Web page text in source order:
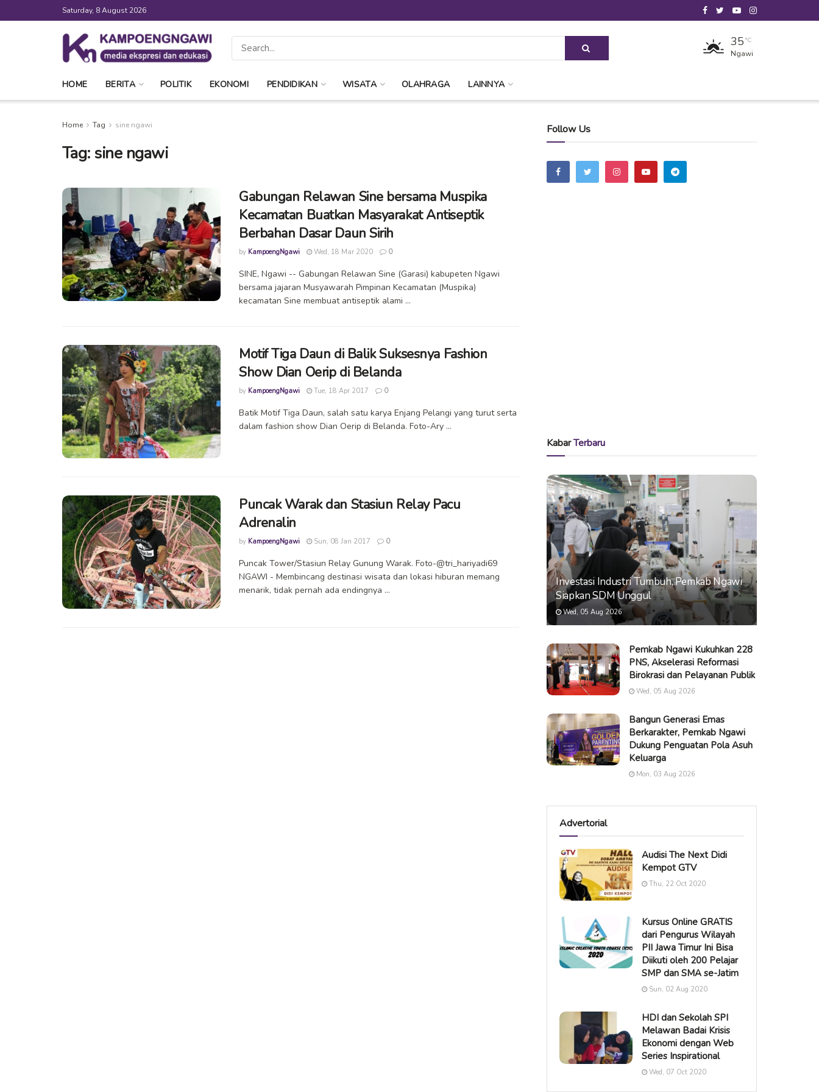
Saturday, 8 August 2026
35 °C
Ngawi
HOME BERITA POLITIK EKONOMI PENDIDIKAN WISATA OLAHRAGA LAINNYA
Home Tag sine ngawi
Tag: sine ngawi
Gabungan Relawan Sine bersama Muspika
Kecamatan Buatkan Masyarakat Antiseptik
Berbahan Dasar Daun Sirih
by KampoengNgawi Wed, 18 Mar 2020 0
SINE, Ngawi -- Gabungan Relawan Sine (Garasi) kabupeten Ngawi
bersama jajaran Musyawarah Pimpinan Kecamatan (Muspika)
kecamatan Sine membuat antiseptik alami ...
Motif Tiga Daun di Balik Suksesnya Fashion
Show Dian Oerip di Belanda
by KampoengNgawi Tue, 18 Apr 2017 0
Batik Motif Tiga Daun, salah satu karya Enjang Pelangi yang turut serta
dalam fashion show Dian Oerip di Belanda. Foto-Ary ...
Puncak Warak dan Stasiun Relay Pacu
Adrenalin
by KampoengNgawi Sun, 08 Jan 2017 0
Puncak Tower/Stasiun Relay Gunung Warak. Foto-@tri_hariyadi69
NGAWI - Membincang destinasi wisata dan lokasi hiburan memang
menarik, tidak pernah ada endingnya ...
Follow Us
KabarTerbaru
Investasi Industri Tumbuh, Pemkab Ngawi
Siapkan SDM Unggul
Wed, 05 Aug 2026
Pemkab Ngawi Kukuhkan 228
PNS, Akselerasi Reformasi
Birokrasi dan Pelayanan Publik
Wed, 05 Aug 2026
Bangun Generasi Emas
Berkarakter, Pemkab Ngawi
Dukung Penguatan Pola Asuh
Keluarga
Mon, 03 Aug 2026
Advertorial
Audisi The Next Didi
Kempot GTV
Thu, 22 Oct 2020
Kursus Online GRATIS
dari Pengurus Wilayah
PII Jawa Timur Ini Bisa
Diikuti oleh 200 Pelajar
SMP dan SMA se-Jatim
Sun, 02 Aug 2020
HDI dan Sekolah SPI
Melawan Badai Krisis
Ekonomi dengan Web
Series Inspirational
Wed, 07 Oct 2020